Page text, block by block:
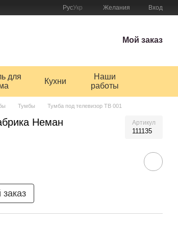
РусУкр Желания Вход
Мой заказ
для
Кухни
Наши
работы
Тумбы Тумба под телевизор ТВ 001
Неман Артикул
111135